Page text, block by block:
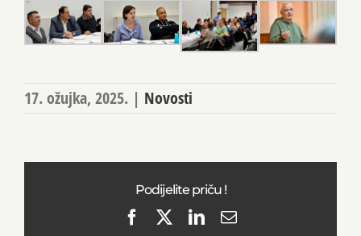
17. ožujka, 2025. | Novosti
Podijelite priču !
FacebookLinkedIn
Email